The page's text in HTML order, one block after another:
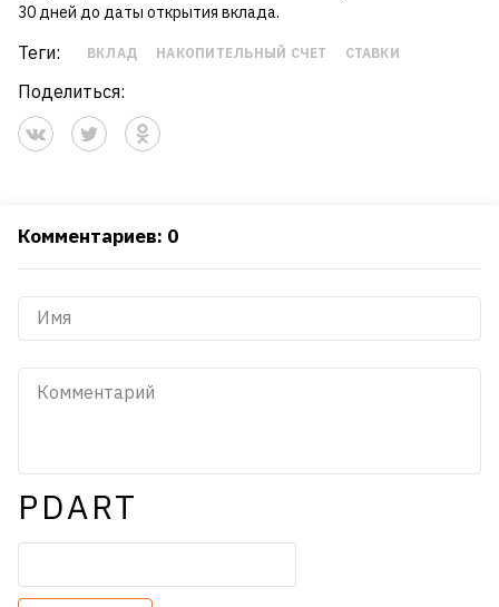
30 дней до даты открытия вклада.
Теги: ВКЛАД НАКОПИТЕЛЬНЫЙ СЧЕТ СТАВКИ
Поделиться:
Комментариев: 0
PDART